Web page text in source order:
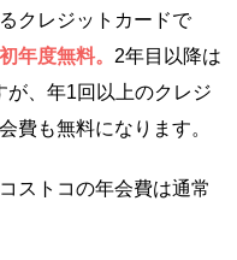
クレジットカードで
年度無料。 2年目以降は
、年1回以上のクレジ
費も無料になります。
ストコの年会費は通常